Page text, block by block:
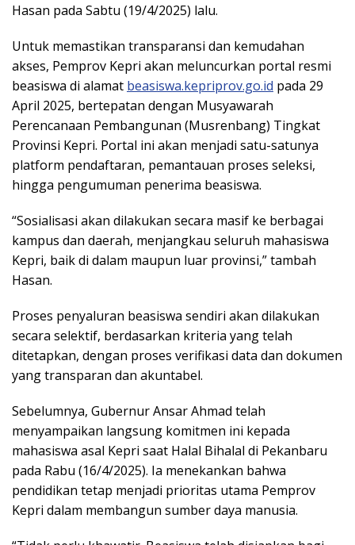
Hasan pada Sabtu (19/4/2025) lalu.
Untuk memastikan transparansi dan kemudahan
akses, Pemprov Kepri akan meluncurkan portal resmi
beasiswa di alamat beasiswa.kepriprov.go.id pada 29
April 2025, bertepatan dengan Musyawarah
Perencanaan Pembangunan (Musrenbang) Tingkat
Provinsi Kepri. Portal ini akan menjadi satu-satunya
platform pendaftaran, pemantauan proses seleksi,
hingga pengumuman penerima beasiswa.
“Sosialisasi akan dilakukan secara masif ke berbagai
kampus dan daerah, menjangkau seluruh mahasiswa
Kepri, baik di dalam maupun luar provinsi,” tambah
Hasan.
Proses penyaluran beasiswa sendiri akan dilakukan
secara selektif, berdasarkan kriteria yang telah
ditetapkan, dengan proses verifikasi data dan dokumen
yang transparan dan akuntabel.
Sebelumnya, Gubernur Ansar Ahmad telah
menyampaikan langsung komitmen ini kepada
mahasiswa asal Kepri saat Halal Bihalal di Pekanbaru
pada Rabu (16/4/2025). Ia menekankan bahwa
pendidikan tetap menjadi prioritas utama Pemprov
Kepri dalam membangun sumber daya manusia.